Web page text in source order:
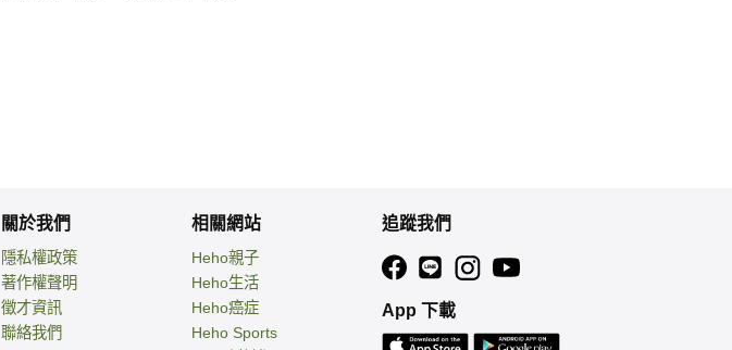
關於我們
隱私權政策
著作權聲明
徵才資訊
聯絡我們
相關網站
Heho親子
Heho生活
Heho癌症
Heho Sports
追蹤我們
App 下載